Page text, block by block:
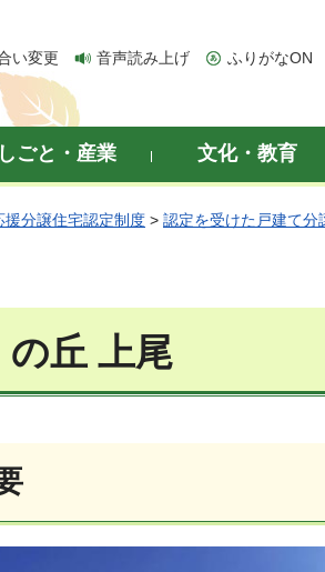
い変更 音声読み上げ ふりがなON
しごと・産業 文化・教育
援分譲住宅認定制度 > 認定を受けた戸建て分
丘 上尾